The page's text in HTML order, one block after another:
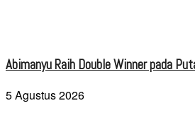
Abimanyu Raih Double Winner pada
5 Agustus 2026